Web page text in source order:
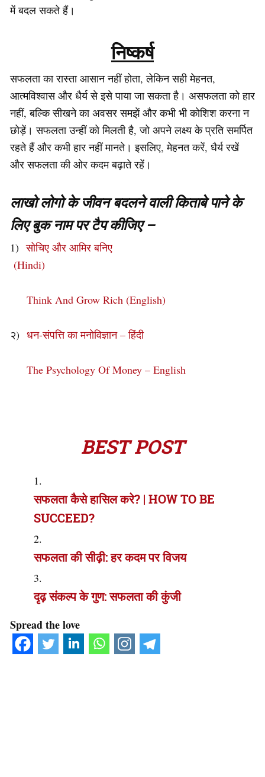
में बदल सकते हैं।
निष्कर्ष
सफलता का रास्ता आसान नहीं होता, लेकिन सही मेहनत,
आत्मविश्वास और धैर्य से इसे पाया जा सकता है। असफलता को हार
नहीं, बल्कि सीखने का अवसर समझें और कभी भी कोशिश करना न
छोड़ें। सफलता उन्हीं को मिलती है, जो अपने लक्ष्य के प्रति समर्पित
रहते हैं और कभी हार नहीं मानते। इसलिए, मेहनत करें, धैर्य रखें
और सफलता की ओर कदम बढ़ाते रहें।
लाखो लोगो के जीवन बदलने वाली किताबे पाने के
लिए बुक नाम पर टैप कीजिए –
1)सोचिए और आमिर बनिए
(Hindi)
Think And Grow Rich (English)
२) धन-संपत्ति का मनोविज्ञान – हिंदी
The Psychology Of Money – English
BEST POST
सफलता कैसे हासिल करे? | HOW TO BE
SUCCEED?
सफलता की सीढ़ी: हर कदम पर विजय
दृढ़ संकल्प के गुण: सफलता की कुंजी
Spread the love